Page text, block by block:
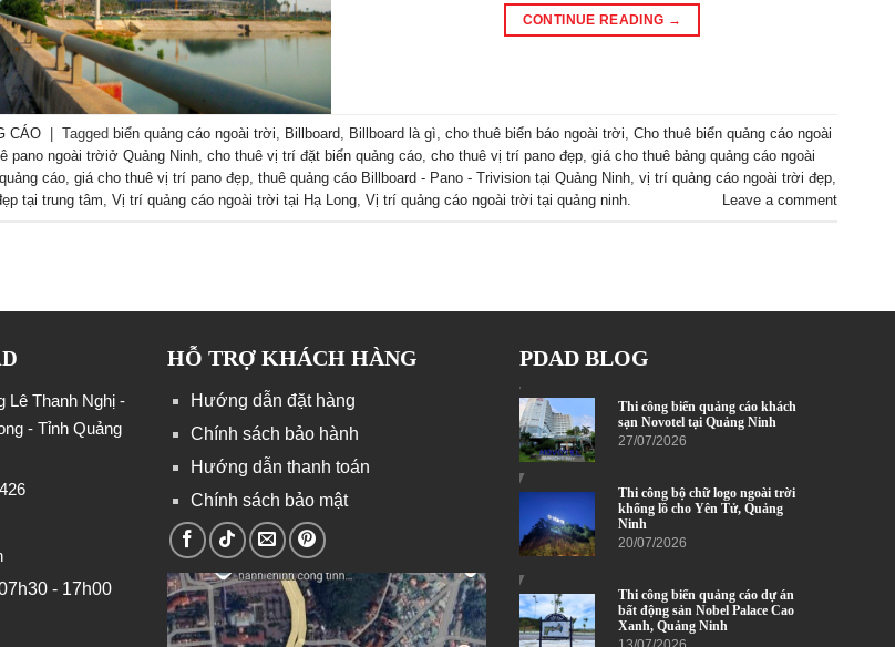
CONTINUE READING →
CÁO Tagged biển quảng cáo ngoài trời Billboard Billboard là gì cho thuê biển báo ngoài trời Cho thuê biển quảng cáo ngoài
pano ngoài trờiở Quảng Ninh cho thuê vị trí đặt biển quảng cáo cho thuê vị trí pano đẹp giá cho thuê bảng quảng cáo ngoài
cáo giá cho thuê vị trí pano đẹp thuê quảng cáo Billboard - Pano - Trivision tại Quảng Ninh vị trí quảng cáo ngoài trời đẹp
tại trung tâm Vị trí quảng cáo ngoài trời tại Hạ Long Vị trí quảng cáo ngoài trời tại quảng ninh. Leave a comment
Thanh Nghị -
- Tỉnh Quảng
- 17h00
HỖ TRỢ KHÁCH HÀNG
Hướng dẫn đặt hàng
Chính sách bảo hành
Hướng dẫn thanh toán
Chính sách bảo mật
PDAD BLOG
Thi công biển quảng cáo khách
sạn Novotel tại Quảng Ninh
27/07/2026
Thi công bộ chữ logo ngoài trời
khổng lồ cho Yên Tử, Quảng
Ninh
20/07/2026
Thi công biển quảng cáo dự án
bất động sản Nobel Palace Cao
Xanh, Quảng Ninh